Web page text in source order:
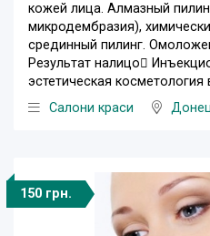
кожей лица. Алмазный
микродембразия),
срединный пилинг.
Результат налицо
эстетическая косметология
Салони краси
150 грн.